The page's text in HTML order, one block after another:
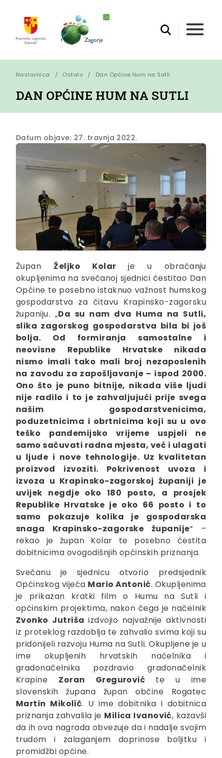
Naslovnica Ostalo Dan Općine Hum na Sutli
DAN OPĆINE HUM NA SUTLI
Datum objave: 27. travnja 2022.
ŽupanŽeljko Kolarje u obraćanju
okupljenima na svečanoj sjednici čestitao Dan
Općine te posebno istaknuo važnost humskog
gospodarstva za čitavu Krapinsko-zagorsku
županiju. „Da su nam dva Huma na Sutli,
slika zagorskog gospodarstva bila bi još
bolja. Od formiranja samostalne i
neovisne Republike Hrvatske nikada
nismo imali tako mali broj nezaposlenih
na zavodu za zapošljavanje – ispod 2000.
Ono što je puno bitnije, nikada više ljudi
nije radilo i to je zahvaljujući prije svega
našim gospodarstvenicima,
poduzetnicima i obrtnicima koji su u ovo
teško pandemijsko vrijeme uspjeli ne
samo sačuvati radna mjesta, već i ulagati
u ljude i nove tehnologije. Uz kvalitetan
proizvod izvoziti. Pokrivenost uvoza i
izvoza u Krapinsko-zagorskoj županiji je
uvijek negdje oko 180 posto, a prosjek
Republike Hrvatske je oko 66 posto i to
samo pokazuje kolika je gospodarska
snaga Krapinsko-zagorske županije“ –
rekao je župan Kolar te posebno čestita
dobitnicima ovogodišnjih općinskih priznanja.
Svečanu je sjednicu otvorio predsjednik
Općinskog vijeća Mario Antonić. Okupljenima
je prikazan kratki film o Humu na Sutli i
općinskim projektima, nakon čega je načelnik
Zvonko Jutrišaizdvojio najvažnije aktivnosti
iz proteklog razdoblja te zahvalio svima koji su
pridonijeli razvoju Huma na Sutli. Okupljene je u
ime okupljenih hrvatskih načelnika i
gradonačelnika pozdravio gradonačelnik
Krapine Zoran Gregurović te u ime
slovenskih župana župan občine Rogatec
Martin Mikolič. U ime dobitnika i dobitnica
priznanja zahvalila je Milica Ivanović, kazavši
da ih ova nagrada obvezuje da i nadalje svojim
trudom i zalaganjem doprinose boljitku i
promidžbi općine.